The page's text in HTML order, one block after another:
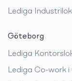
Lediga
Göteborg
Lediga
Lediga Co-work i